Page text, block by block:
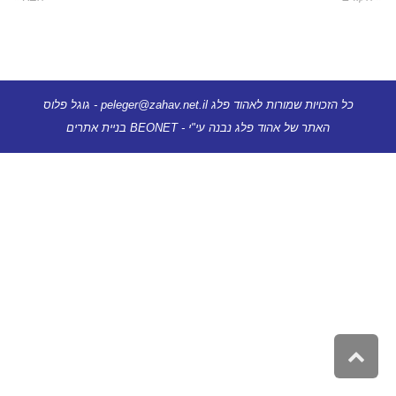
כל הזכויות שמורות לאהוד פלג peleger@zahav.net.il
- גוגל פלוס
האתר שלאהוד פלג נבנה עי"י -BEONET בניית אתרים
לראש